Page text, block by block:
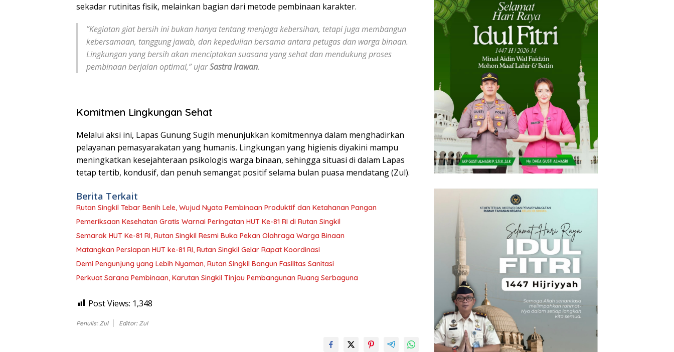
sekadar rutinitas fisik, melainkan bagian dari metode pembinaan karakter.
​”Kegiatan giat bersih ini bukan hanya tentang menjaga kebersihan, tetapi juga membangun
kebersamaan, tanggung jawab, dan kepedulian bersama antara petugas dan warga binaan.
Lingkungan yang bersih akan menciptakan suasana yang sehat dan mendukung proses
pembinaan berjalan optimal,” ujarSastra Irawan.
Komitmen Lingkungan Sehat
​Melalui aksi ini, Lapas Gunung Sugih menunjukkan komitmennya dalam menghadirkan
pelayanan pemasyarakatan yang humanis. Lingkungan yang higienis diyakini mampu
meningkatkan kesejahteraan psikologis warga binaan, sehingga situasi di dalam Lapas
tetap tertib, kondusif, dan penuh semangat positif selama bulan puasa mendatang (Zul).
Berita Terkait
Rutan Singkil Tebar Benih Lele, Wujud Nyata Pembinaan Produktif dan Ketahanan Pangan
Pemeriksaan Kesehatan Gratis Warnai Peringatan HUT Ke-81 RI di Rutan Singkil
Semarak HUT Ke-81 RI, Rutan Singkil Resmi Buka Pekan Olahraga Warga Binaan
Matangkan Persiapan HUT ke-81 RI, Rutan Singkil Gelar Rapat Koordinasi
Demi Pengunjung yang Lebih Nyaman, Rutan Singkil Bangun Fasilitas Sanitasi
Perkuat Sarana Pembinaan, Karutan Singkil Tinjau Pembangunan Ruang Serbaguna
Post Views: 1,348
Penulis: Zul Editor: Zul